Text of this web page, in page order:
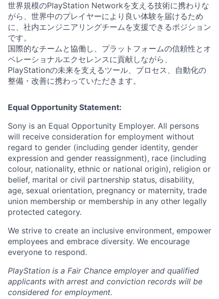
世界規模のPlayStation Networkを支える技術に携わりな
がら、世界中のプレイヤーにより良い体験を届けるため
に、社内エンジニアリングチームを支援できるポジション
です。
国際的なチームと協働し、プラットフォームの信頼性とオ
ペレーショナルエクセレンスに貢献しながら、
PlayStationの未来を支えるツール、プロセス、自動化の
整備・改善に携わっていただきます。
Equal Opportunity Statement:
Sony is an Equal Opportunity Employer. All persons
will receive consideration for employment without
regard to gender (including gender identity, gender
expression and gender reassignment), race (including
colour, nationality, ethnic or national origin), religion or
belief, marital or civil partnership status, disability,
age, sexual orientation, pregnancy or maternity, trade
union membership or membership in any other legally
protected category.
We strive to create an inclusive environment, empower
employees and embrace diversity. We encourage
everyone to respond.
PlayStation is a Fair Chance employer and qualified
applicants with arrest and conviction records will be
considered for employment.